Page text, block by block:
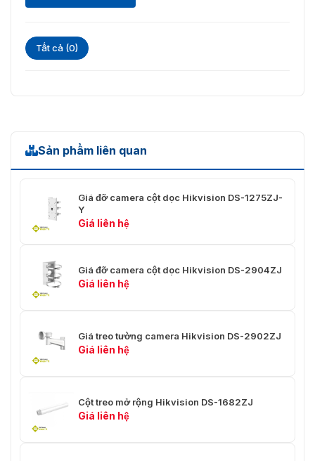
Tất cả (0)
Sản phẩm liên quan
Giá đỡ camera cột dọc Hikvision DS-1275ZJ-
Y
Giá liên hệ
Giá đỡ camera cột dọc Hikvision DS-2904ZJ
Giá liên hệ
Giá treo tường camera Hikvision DS-2902ZJ
Giá liên hệ
Cột treo mở rộng Hikvision DS-1682ZJ
Giá liên hệ